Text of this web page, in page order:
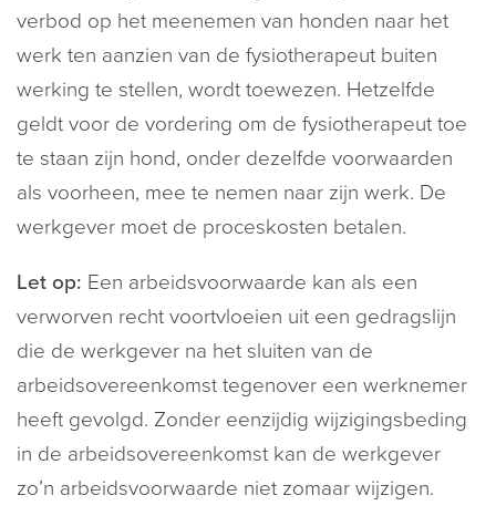
verbod op het meenemen van honden naar het
werk ten aanzien van de fysiotherapeut buiten
werking te stellen, wordt toewezen. Hetzelfde
geldt voor de vordering om de fysiotherapeut toe
te staan zijn hond, onder dezelfde voorwaarden
als voorheen, mee te nemen naar zijn werk. De
werkgever moet de proceskosten betalen.
Let op: Een arbeidsvoorwaarde kan als een
verworven recht voortvloeien uit een gedragslijn
die de werkgever na het sluiten van de
arbeidsovereenkomst tegenover een werknemer
heeft gevolgd. Zonder eenzijdig wijzigingsbeding
in de arbeidsovereenkomst kan de werkgever
zo’n arbeidsvoorwaarde niet zomaar wijzigen.